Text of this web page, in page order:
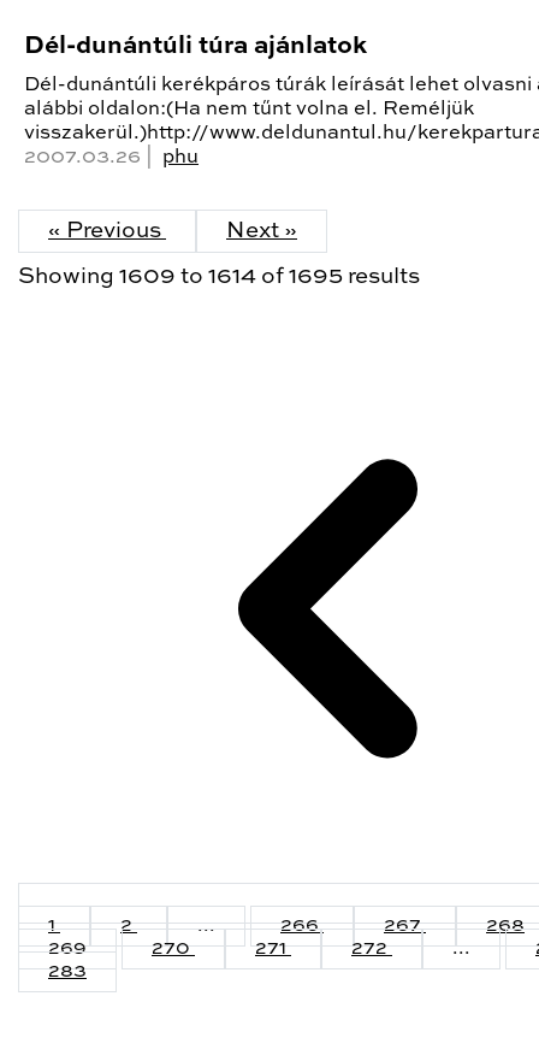
Dél-dunántúli túra ajánlatok
Dél-dunántúli kerékpáros túrák leírását lehet olvasni
alábbi oldalon:(Ha nem tűnt volna el. Reméljük
visszakerül.)http://www.deldunantul.hu/
2007.03.26 | phu
« Previous Next »
Showing 1609 to 1614 of 1695 results
1 2 ... 266 267
268
269
270 271 272 ...
283